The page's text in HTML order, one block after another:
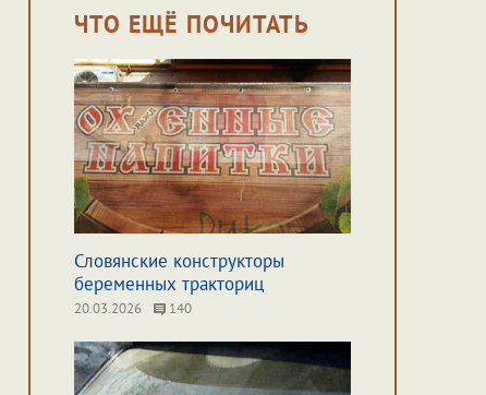
ЧТО ЕЩЁ ПОЧИТАТЬ
Словянские конструкторы
беременных тракториц
20.03.2026 140